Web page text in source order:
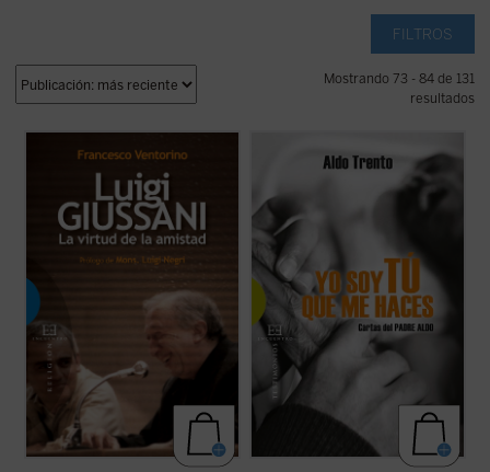
FILTROS
Mostrando 73 - 84 de 131
resultados
La amistad era para Luigi Giussani,
fundador del movimiento eclesial Comunión
y Liberación, la virtud suprema y camino a
la verdad. Era para muchos un padre y un
maestro que sabía escuchar y al mismo
tiempo no renunciaba a enseñar, siempre ...
(ver ficha)
quienes conocemos al padre Aldo, un
hombre enamorado de Cristo. [...] El padre
Aldo recoge a niños y ancianos de la calle,
enfermos terminales, enfermos de sida y
mujeres violadas, dándoles cobijo, comida
y ...(ver ficha)